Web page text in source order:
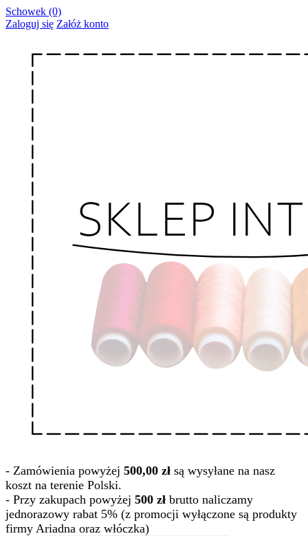
Schowek (0)
Zaloguj się Załóż konto
- Zamówienia powyżej 500,00 zł są wysyłane na nasz
koszt na terenie Polski.
- Przy zakupach powyżej 500 zł brutto naliczamy
jednorazowy rabat 5% (z promocji wyłączone są produkty
firmy Ariadna oraz włóczka)